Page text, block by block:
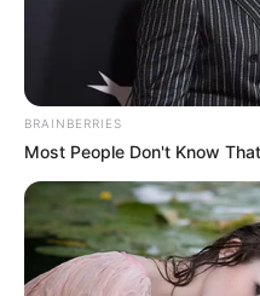
BRAINBERRIES
Most People Don't Know